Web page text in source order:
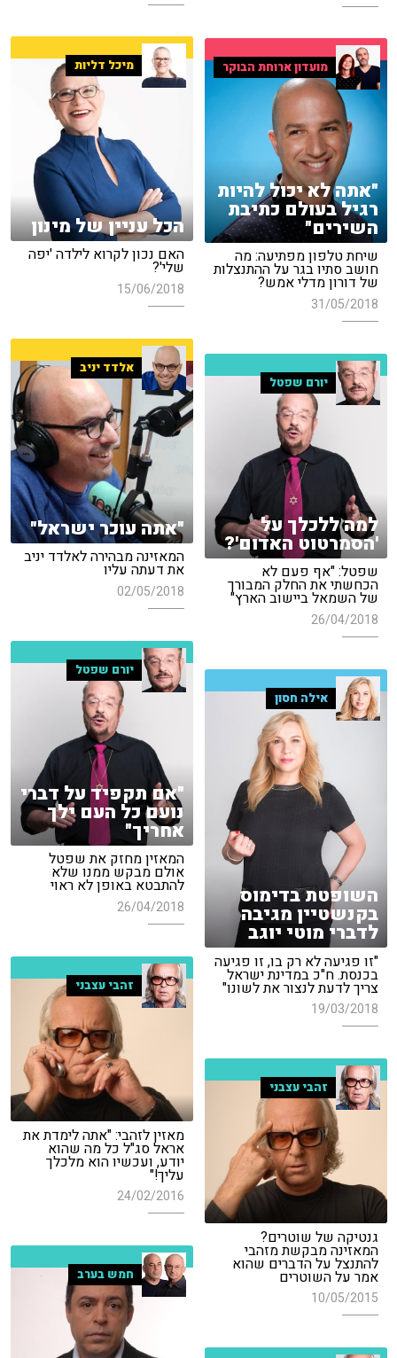
מיכל דליות
הכל עניין של מינון
האם נכון לקרוא לילדה 'יפה
שלי'?
15/06/2018
מועדון ארוחת הבוקר
"אתה לא יכול להיות
רגיל בעולם כתיבת
השירים"
שיחת טלפון מפתיעה: מה
חושב סתיו בגר על ההתנצלות
של דורון מדלי אמש?
31/05/2018
אלדד יניב
"אתה עוכר ישראל"
המאזינה מבהירה לאלדד יניב
את דעתה עליו
02/05/2018
יורם שפטל
למה ללכלך על
'הסמרטוט האדום'?
שפטל: "אף פעם לא
הכחשתי את החלק המבורך
של השמאל ביישוב הארץ"
26/04/2018
יורם שפטל
"אם תקפיד על דברי
נועם כל העם ילך
אחריך"
המאזין מחזק את שפטל
אולם מבקש ממנו שלא
להתבטא באופן לא ראוי
26/04/2018
אילה חסון
השופטת בדימוס
בקנשטיין מגיבה
לדברי מוטי יוגב
"זו פגיעה לא רק בו, זו פגיעה
בכנסת. ח"כ במדינת ישראל
צריך לדעת לנצור את לשונו"
19/03/2018
זהבי עצבני
מאזין לזהבי: "אתה לימדת את
אראל סג"ל כל מה שהוא
יודע, ועכשיו הוא מלכלך
עליך!"
24/02/2016
זהבי עצבני
גנטיקה של שוטרים?
המאזינה מבקשת מזהבי
להתנצל על הדברים שהוא
אמר על השוטרים
10/05/2015
חמש בערב